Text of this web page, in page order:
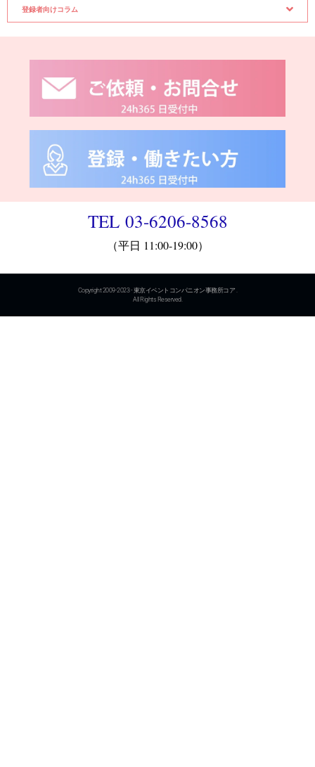
登録者向けコラム
TEL 03-6206-8568
（平日 11:00-19:00）
Copyright 2009-2023 - 東京イベントコンパニオン事務所コア .
All Rights Reserved.